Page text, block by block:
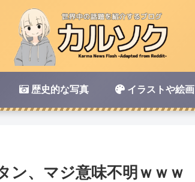
歴史的な写真 イラストや絵画
ン、マジ意味不明ｗｗｗ